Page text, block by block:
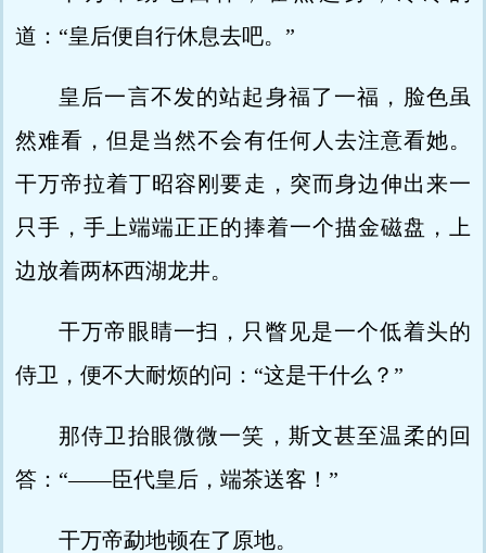
道：“皇后便自行休息去吧。”
皇后一言不发的站起身福了一福，脸色虽
然难看，但是当然不会有任何人去注意看她。
干万帝拉着丁昭容刚要走，突而身边伸出来一
只手，手上端端正正的捧着一个描金磁盘，上
边放着两杯西湖龙井。
干万帝眼睛一扫，只瞥见是一个低着头的
侍卫，便不大耐烦的问：“这是干什么？”
那侍卫抬眼微微一笑，斯文甚至温柔的回
答：“——臣代皇后，端茶送客！”
干万帝勐地顿在了原地。